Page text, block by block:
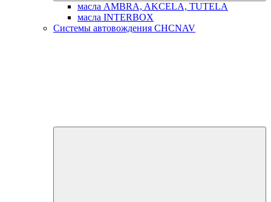
масла AMBRA, AKCELA, TUTELA
масла INTERBOX
Системы автовождения CHCNAV